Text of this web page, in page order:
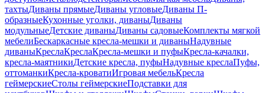
тахтыДиваны прямыеДиваны угловыеДиваны П-
образныеКухонные уголки, диваныДиваны
модульныеДетские диваныДиваны садовыеКомплекты мягкой
мебелиБескаркасные кресла-мешки и диваныНадувные
диваныКреслаКреслаКресла-мешки и пуфыКресла-качалки,
кресла-маятникиДетские кресла, пуфыНадувные креслаПуфы,
оттоманкиКресла-кроватиИгровая мебельКресла
геймерскиеСтолы геймерскиеПодставки для